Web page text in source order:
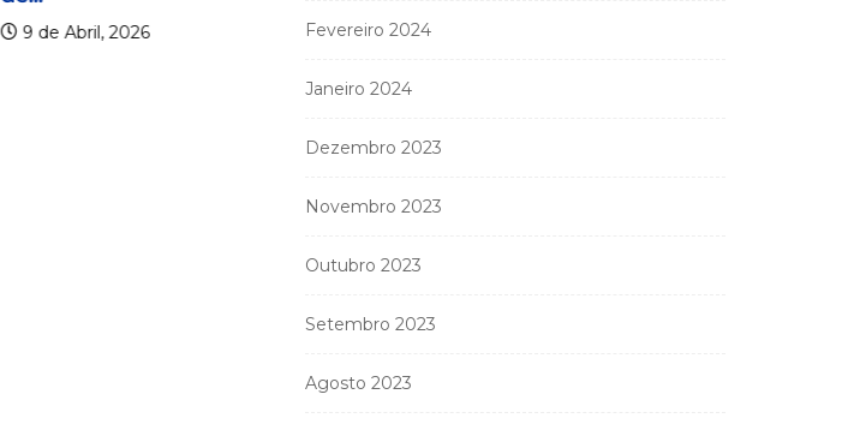
9 de Abril, 2026
Ministério Público
apartamentos...
11 de Junho, 2026
Fevereiro 2024
Janeiro 2024
Dezembro 2023
Novembro 2023
Outubro 2023
Setembro 2023
Agosto 2023